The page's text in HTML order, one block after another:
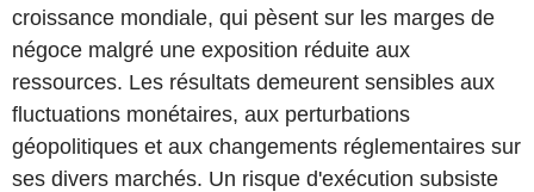
croissance mondiale, qui pèsent sur les marges de
négoce malgré une exposition réduite aux
ressources. Les résultats demeurent sensibles aux
fluctuations monétaires, aux perturbations
géopolitiques et aux changements réglementaires sur
ses divers marchés. Un risque d'exécution subsiste